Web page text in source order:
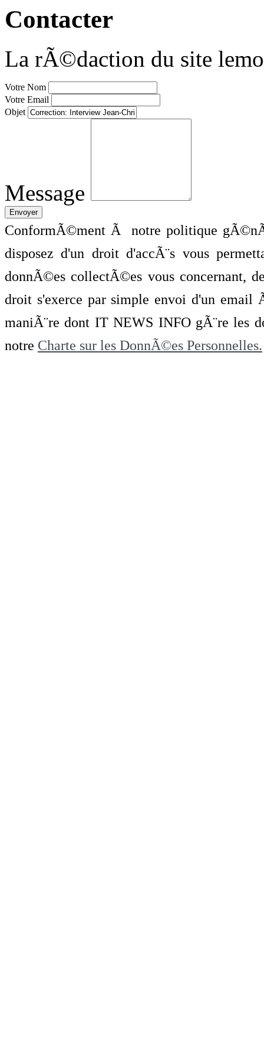
Contacter
La rÃ©daction du site
Votre Nom
Votre Email
Objet
Message
ConformÃ©ment Ã notre politique
disposez d'un droit d'accÃ¨s vous
donnÃ©es collectÃ©es vous concernant,
droit s'exerce par simple envoi d'un
maniÃ¨re dont IT NEWS INFO gÃ¨re les
notre Charte sur les DonnÃ©es Personnelles.